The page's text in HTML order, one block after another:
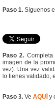
Paso 1. Síguenos
Paso 2.
imagen de la
vez). Una vez
lo tienes validado,
Paso 3. Ve AQUÍ y